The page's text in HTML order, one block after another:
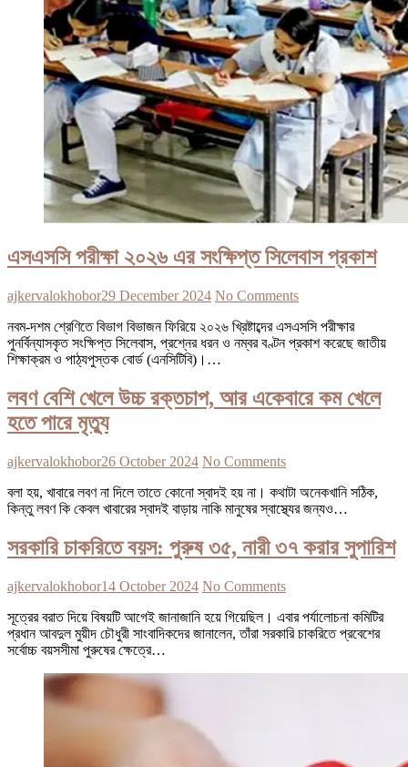
এসএসসি পরীক্ষা ২০২৬ এর সংক্ষিপ্ত সিলেবাস প্রকাশ
ajkervalokhobor29 December 2024 No Comments
নবম-দশম শ্রেণিতে বিভাগ বিভাজন ফিরিয়ে ২০২৬ খ্রিষ্টাব্দের এসএসসি পরীক্ষার
পুনর্বিন্যাসকৃত সংক্ষিপ্ত সিলেবাস, প্রশ্নের ধরন ও নম্বর বণ্টন প্রকাশ করেছে জাতীয়
শিক্ষাক্রম ও পাঠ্যপুস্তক বোর্ড (এনসিটিবি)।…
লবণ বেশি খেলে উচ্চ রক্তচাপ, আর একেবারে কম খেলে
হতে পারে মৃত্যু
ajkervalokhobor26 October 2024 No Comments
বলা হয়, খাবারে লবণ না দিলে তাতে কোনো স্বাদই হয় না। কথাটা অনেকখানি সঠিক,
কিন্তু লবণ কি কেবল খাবারের স্বাদই বাড়ায় নাকি মানুষের স্বাস্থ্যের জন্যও…
সরকারি চাকরিতে বয়স: পুরুষ ৩৫, নারী ৩৭ করার সুপারিশ
ajkervalokhobor14 October 2024 No Comments
সূত্রের বরাত দিয়ে বিষয়টি আগেই জানাজানি হয়ে গিয়েছিল। এবার পর্যালোচনা কমিটির
প্রধান আবদুল মুয়ীদ চৌধুরী সাংবাদিকদের জানালেন, তাঁরা সরকারি চাকরিতে প্রবেশের
সর্বোচ্চ বয়সসীমা পুরুষের ক্ষেত্রে…